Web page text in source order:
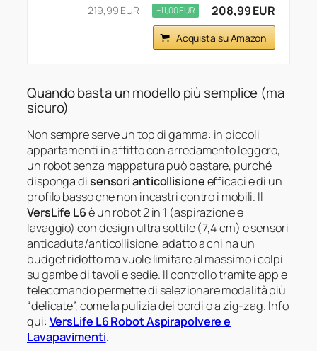
219,99 EUR −11,00 EUR 208,99 EUR
Acquista su Amazon
Quando basta un modello più semplice (ma
sicuro)
Non sempre serve un top di gamma: in piccoli
appartamenti in affitto con arredamento leggero,
un robot senza mappatura può bastare, purché
disponga disensori anticollisioneefficaci e di un
profilo basso che non incastri contro i mobili. Il
VersLife L6è un robot 2 in 1 (aspirazione e
lavaggio) con design ultra sottile (7,4 cm) e sensori
anticaduta/anticollisione, adatto a chi ha un
budget ridotto ma vuole limitare al massimo i colpi
su gambe di tavoli e sedie. Il controllo tramite app e
telecomando permette di selezionare modalità più
“delicate”, come la pulizia dei bordi o a zig-zag. Info
qui: VersLife L6 Robot Aspirapolvere e
Lavapavimenti.